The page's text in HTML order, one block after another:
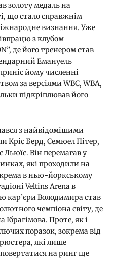
золоту медаль на
що стало справжнім
визнання. Уже
з клубом
де його тренером став
Емануель
йому численні
за версіями WBC, WBA,
підкріплював його
з найвідомішими
Кріс Берд, Семюел Пітер,
Він перемагав у
які проходили на
в нью-йоркському
Veltins Arena в
кар’єри Володимира став
чемпіона світу, де
Ібрагімова. Проте, як і
поразок, зокрема від
які лише
на ринг ще